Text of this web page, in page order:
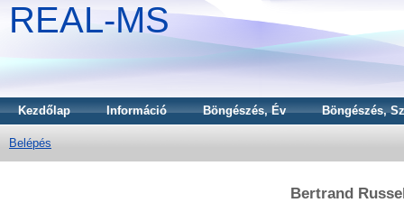
REAL-MS
Kezdőlap Információ Böngészés, Év Böngészés,
Belépés
Bertrand